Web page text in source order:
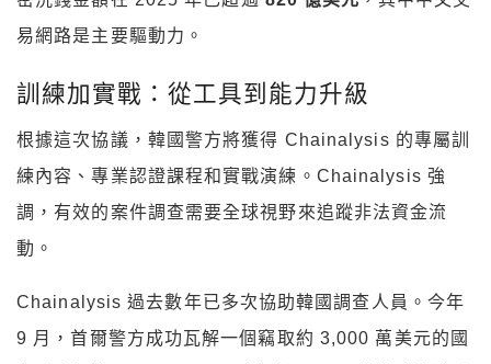
易網路是主要驅動力。
訓練加實戰：從工具到能力升級
根據這次協議，韓國警方將獲得 Chainalysis 的專屬訓
練內容、專業認證課程和實戰演練。Chainalysis 強
調，有效的案件調查需要全球視野來追蹤非法資金流
動。
Chainalysis 過去數年已多次協助韓國調查人員。今年
9 月，首爾警方成功瓦解一個竊取約 3,000 萬美元的國